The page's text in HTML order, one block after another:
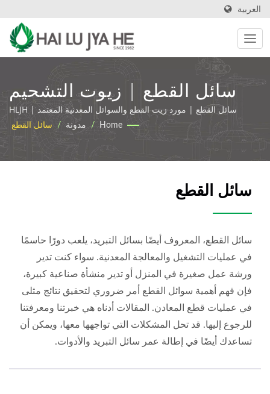
العربية
سائل القطع | زيوت التشحيم
الصناعية الصديقة للبيئة وزيوت
القطع | HLJH
سائل القطع | مورد زيت القطع والسوائل المعدنية المعتمد | HLJH
Home
/ مدونة / سائل القطع
سائل القطع
سائل القطع، المعروف أيضًا بسائل التبريد، يلعب دورًا حاسمًا
في عمليات التشغيل والمعالجة المعدنية. سواء كنت تدير
ورشة عمل صغيرة في المنزل أو تدير منشأة صناعية كبيرة،
فإن فهم أهمية سوائل القطع أمر ضروري لتحقيق نتائج مثلى
في عمليات قطع المعادن. المقالات أدناه هي خبرتنا ومعرفتنا
للرجوع إليها. قد تحل المشكلات التي تواجهها معها، ويمكن أن
تساعدك أيضًا في إطالة عمر سائل التبريد والأدوات.